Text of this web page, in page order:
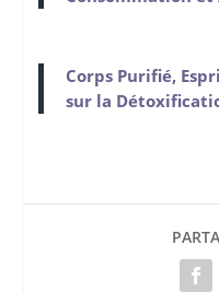
Corps Purifié,
sur la